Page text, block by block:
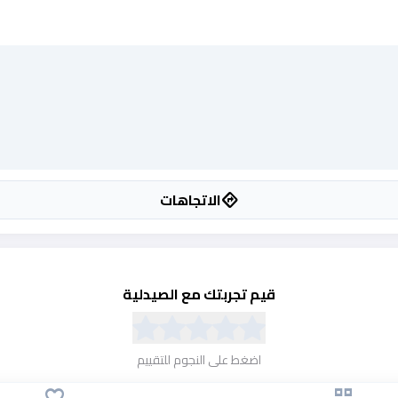
directionsالاتجاهات
قيم تجربتك مع الصيدلية
اضغط على النجوم للتقييم